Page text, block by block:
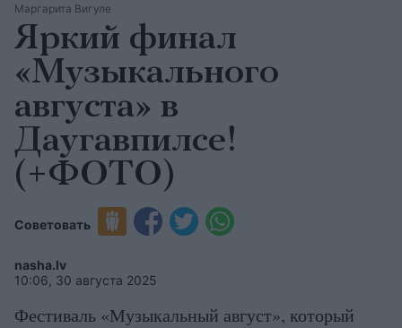
Маргарита Вигуле
Яркий финал
«Музыкального
августа» в
Даугавпилсе!
(+ФОТО)
Советовать
nasha.lv
10:06, 30 августа 2025
Фестиваль «Музыкальный август», который